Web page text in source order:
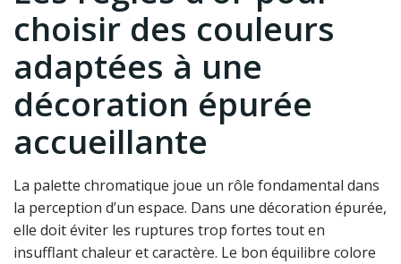
choisir des couleurs
adaptées à une
décoration épurée
accueillante
La palette chromatique joue un rôle fondamental dans
la perception d’un espace. Dans une décoration épurée,
elle doit éviter les ruptures trop fortes tout en
insufflant chaleur et caractère. Le bon équilibre colore